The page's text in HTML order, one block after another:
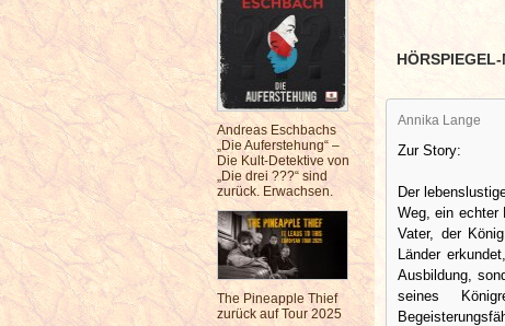
Andreas Eschbachs
„Die Auferstehung“ –
Die Kult-Detektive von
„Die drei ???“ sind
zurück. Erwachsen.
The Pineapple Thief
zurück auf Tour 2025
Annika Lange
Zur Story:
Der
Weg, ein echter
Vater, der
Länder
Ausbildung,
seines